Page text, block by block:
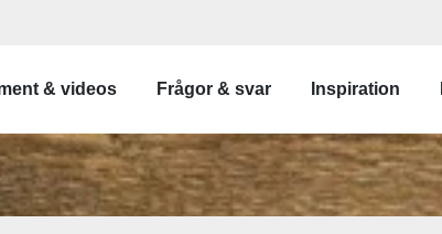
& videos Frågor & svar Inspiration